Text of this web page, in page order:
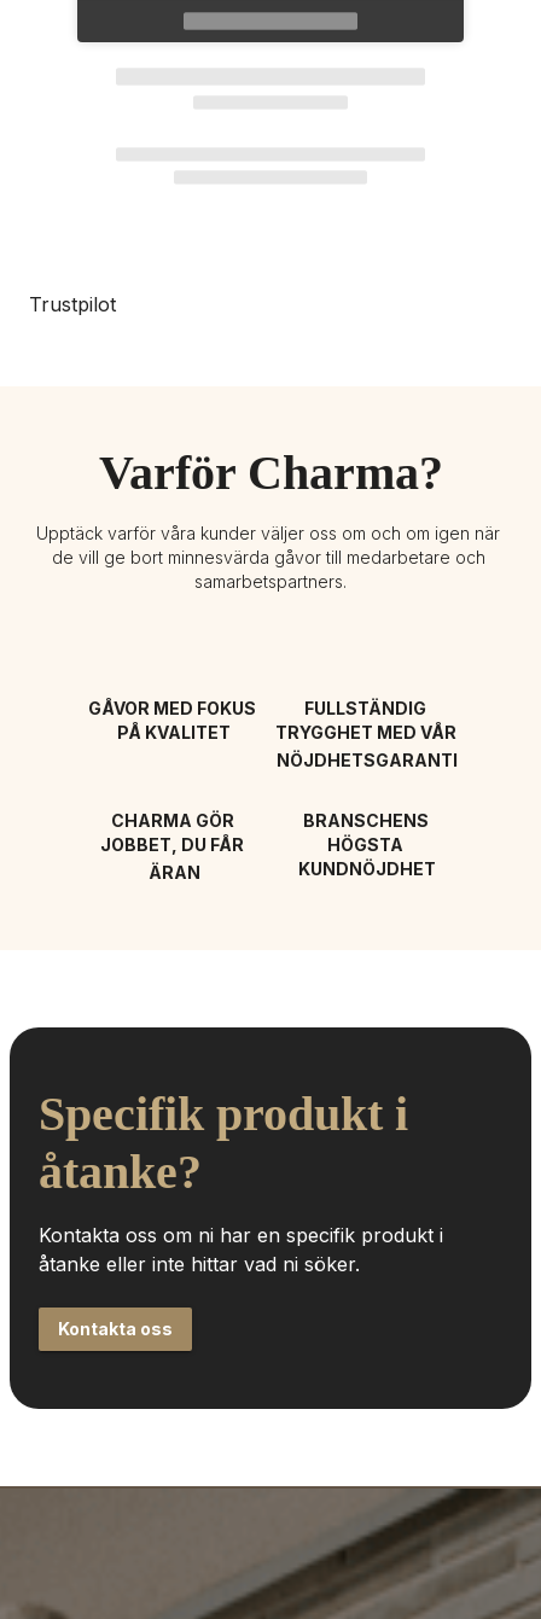
Trustpilot
Varför Charma?
Upptäck varför våra kunder väljer oss om och om igen när
de vill ge bort minnesvärda gåvor till medarbetare och
samarbetspartners.
GÅVOR MED FOKUS
PÅ KVALITET
FULLSTÄNDIG
TRYGGHET MED VÅR
NÖJDHETSGARANTI
CHARMA GÖR
JOBBET, DU FÅR
ÄRAN
BRANSCHENS
HÖGSTA
KUNDNÖJDHET
Specifik produkt i
åtanke?
Kontakta oss om ni har en specifik produkt i
åtanke eller inte hittar vad ni söker.
Kontakta oss